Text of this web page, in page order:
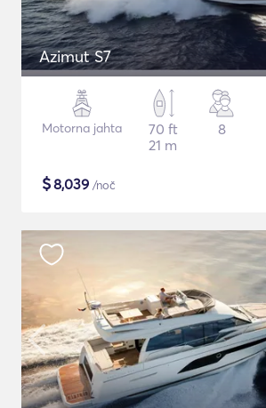
Azimut S7
Motorna jahta
70 ft
21 m
8
$8,039 /noč